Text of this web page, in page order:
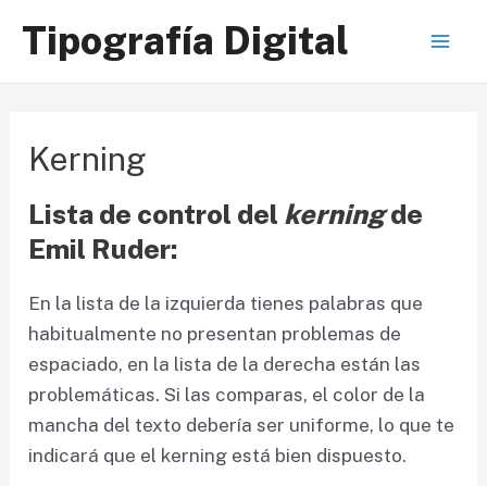
Tipografía Digital
Kerning
Lista de control del kerningde
Emil Ruder:
En la lista de la izquierda tienes palabras que
habitualmente no presentan problemas de
espaciado, en la lista de la derecha están las
problemáticas. Si las comparas, el color de la
mancha del texto debería ser uniforme, lo que te
indicará que el kerning está bien dispuesto.